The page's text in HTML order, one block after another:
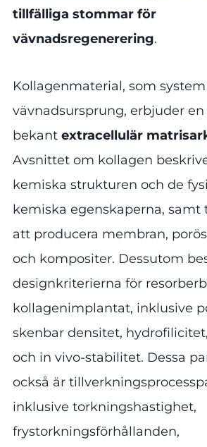
tillfälliga stommar för
vävnadsregenerering.
Kollagenmaterial, som
vävnadsursprung, erbjuder
bekant extracellulär
Avsnittet om kollagen
kemiska strukturen och de
kemiska egenskaperna, samt
att producera membran,
och kompositer. Dessutom
designkriterierna för
kollagenimplantat, inklusive
skenbar densitet,
och in vivo-stabilitet. Dessa
också är
inklusive torkningshastighet,
frystorkningsförhållanden,